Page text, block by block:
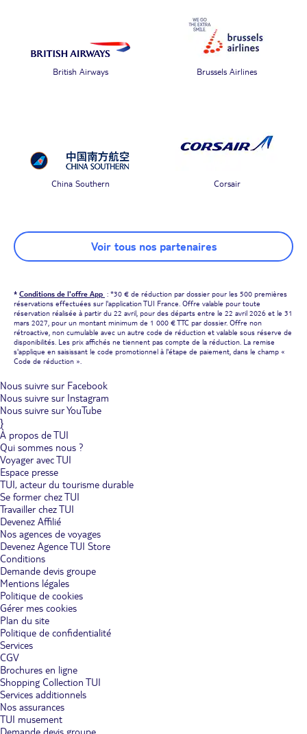
British Airways Brussels Airlines
China Southern Corsair
Voir tous nos partenaires
* Conditions de l'offre App : *30 € de réduction par dossier pour les 500 premières
réservations effectuées sur l'application TUI France. Offre valable pour toute
réservation réalisée à partir du 22 avril, pour des départs entre le 22 avril 2026 et le 31
mars 2027, pour un montant minimum de 1 000 € TTC par dossier. Offre non
rétroactive, non cumulable avec un autre code de réduction et valable sous réserve de
disponibilités. Les prix affichés ne tiennent pas compte de la réduction. La remise
s'applique en saisissant le code promotionnel à l'étape de paiement, dans le champ «
Code de réduction ».
Nous suivre sur Facebook
Nous suivre sur Instagram
Nous suivre sur YouTube
}
À propos de TUI
Qui sommes nous ?
Voyager avec TUI
Espace presse
TUI, acteur du tourisme durable
Se former chez TUI
Travailler chez TUI
Devenez Affilié
Nos agences de voyages
Devenez Agence TUI Store
Conditions
Demande devis groupe
Mentions légales
Politique de cookies
Gérer mes cookies
Plan du site
Politique de confidentialité
Services
CGV
Brochures en ligne
Shopping Collection TUI
Services additionnels
Nos assurances
TUI musement